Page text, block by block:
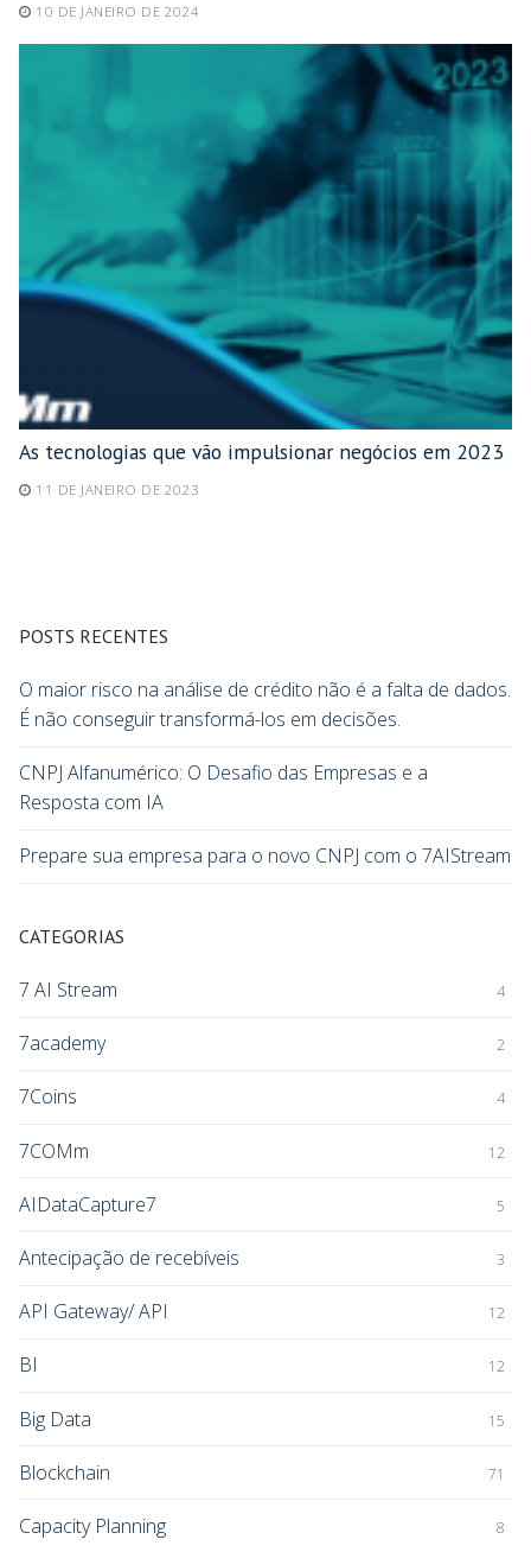
10 DE JANEIRO DE 2024
As tecnologias que vão impulsionar negócios em 2023
11 DE JANEIRO DE 2023
POSTS RECENTES
O maior risco na análise de crédito não é a falta de dados.
É não conseguir transformá-los em decisões.
CNPJ Alfanumérico: O Desafio das Empresas e a
Resposta com IA
Prepare sua empresa para o novo CNPJ com o 7AIStream
CATEGORIAS
7 AI Stream 4
7academy 2
7Coins 4
7COMm 12
AIDataCapture7 5
Antecipação de recebíveis 3
API Gateway/ API 12
BI 12
Big Data 15
Blockchain 71
Capacity Planning 8